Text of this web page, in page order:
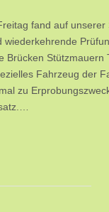
fand auf unserer
wiederkehrende
Brücken Stützmauern
Fahrzeug der
zu